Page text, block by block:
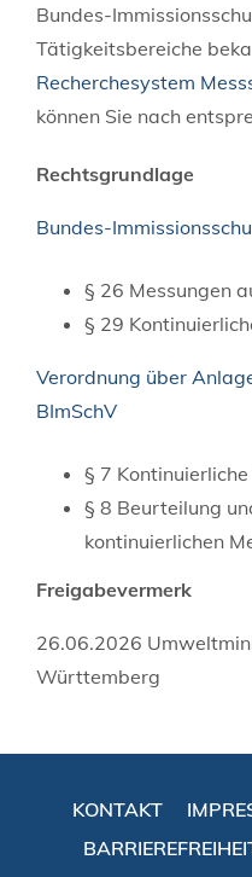
Bundes-
Tätigkeitsbereiche
Recherchesystem
können Sie nach
Rechtsgrundlage
Bundes-
§ 26 Messungen
§ 29
Verordnung über
BImSchV
§ 7
§ 8 Beurteilung
kontinuierlichen
Freigabevermerk
26.06.2026
Württemberg
KONTAKT